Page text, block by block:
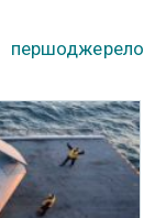
першоджерело